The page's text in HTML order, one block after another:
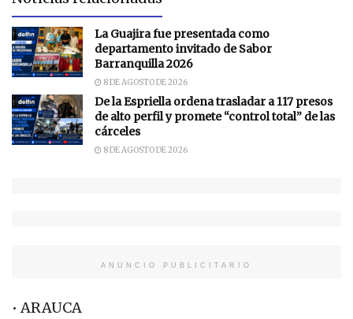
La Guajira fue presentada como
departamento invitado de Sabor
Barranquilla 2026
8 DE AGOSTO DE 2026
De la Espriella ordena trasladar a 117 presos
de alto perfil y promete “control total” de las
cárceles
8 DE AGOSTO DE 2026
ANUNCIO PUBLICITARIO
• ARAUCA